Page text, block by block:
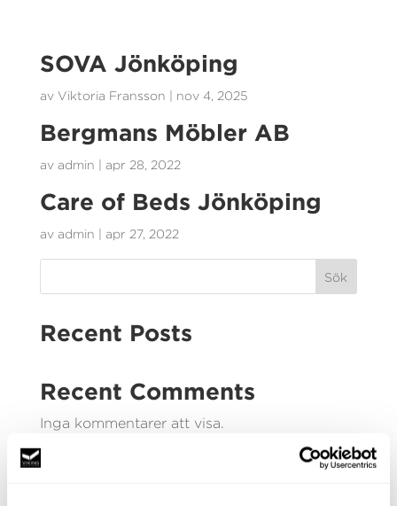
SOVA Jönköping
av Viktoria Fransson nov 4, 2025
Bergmans Möbler AB
av admin apr 28, 2022
Care of Beds Jönköping
av admin apr 27, 2022
Sök
Recent Posts
Recent Comments
Inga kommentarer att visa.